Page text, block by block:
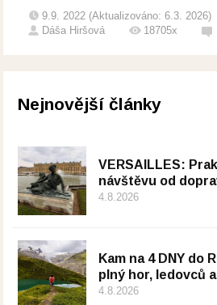
9.9. 2022 (Aktualizováno: 6.3. 2026)
Dáša Hiršová
18705x
Nejnovější články
VERSAILLES:
návštěvu od
4.8.2026
Kam na 4 DNY do
plný hor, ledovců
4.8.2026